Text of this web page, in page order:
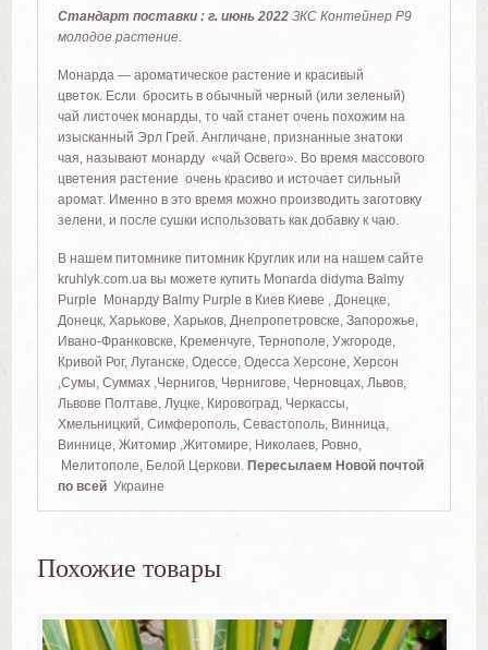
Стандарт поставки : г. июнь 2022 ЗКС Контейнер Р9
молодое растение.
Монарда — ароматическое растение и красивый
цветок. Если бросить в обычный черный (или зеленый)
чай листочек монарды, то чай станет очень похожим на
изысканный Эрл Грей. Англичане, признанные знатоки
чая, называют монарду «чай Освего». Во время массового
цветения растение очень красиво и источает сильный
аромат. Именно в это время можно производить заготовку
зелени, и после сушки использовать как добавку к чаю.
В нашем питомнике питомник Круглик или на нашем сайте
kruhlyk.com.ua вы можете купить Monarda didyma Balmy
Purple Монарду Balmy Purple в Киев Киеве , Донецке,
Донецк, Харькове, Харьков, Днепропетровске, Запорожье,
Ивано-Франковске, Кременчуге, Тернополе, Ужгороде,
Кривой Рог, Луганске, Одессе, Одесса Херсоне, Херсон
,Сумы, Суммах ,Чернигов, Чернигове, Черновцах, Львов,
Львове Полтаве, Луцке, Кировоград, Черкассы,
Хмельницкий, Симферополь, Севастополь, Винница,
Виннице, Житомир ,Житомире, Николаев, Ровно,
Мелитополе, Белой Церкови. Пересылаем Новой почтой
по всейУкраине
Похожие товары